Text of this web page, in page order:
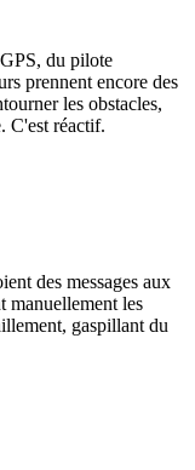
du pilote
prennent encore des
les obstacles,
C'est réactif.
des messages aux
manuellement les
gaspillant du